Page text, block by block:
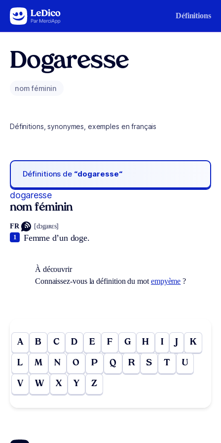
Aller au contenu Définitions
Dogaresse
nom féminin
Définitions, synonymes, exemples en français
Définitions de “dogaresse“
dogaresse
nom féminin
FR [dɔgaʀɛs]
Femme d’un doge.
1
À découvrir
Connaissez-vous la définition du mot empyème ?
A B C D E F G H I J K
L M N O P Q R S T U
V W X Y Z